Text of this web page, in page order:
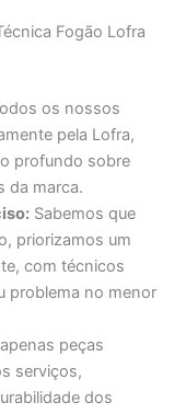
Fogão Lofra
os nossos
pela Lofra,
profundo sobre
da marca.
Sabemos que
priorizamos um
com técnicos
problema no menor
peças
serviços,
dos